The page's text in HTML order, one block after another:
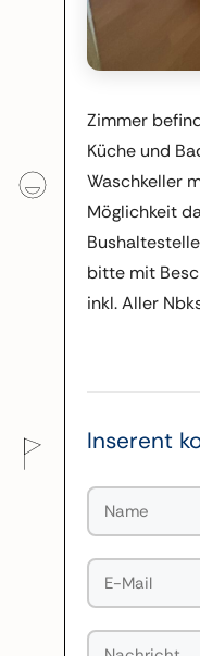
Zimmer
Küche und
Waschkeller
Möglichkeit
bitte mit
inkl. Aller
Inserent